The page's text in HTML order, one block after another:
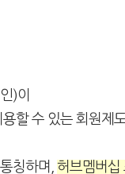
)이
할 수 있는 회원제
칭하며, 허브멤버십